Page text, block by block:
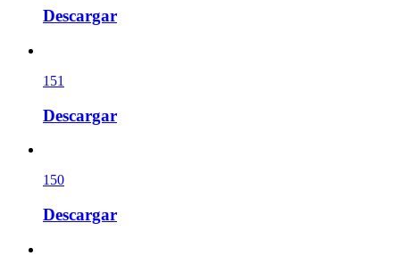
Descargar
151
Descargar
150
Descargar